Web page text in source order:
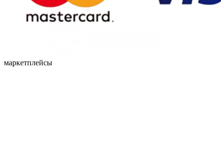
маркетплейсы